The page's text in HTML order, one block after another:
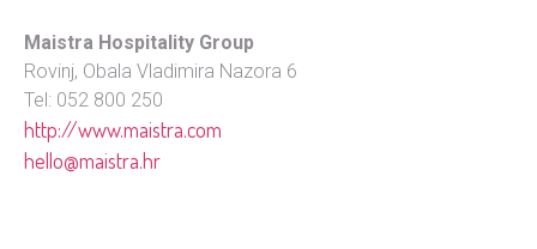
Maistra Hospitality Group
Rovinj, Obala Vladimira Nazora 6
Tel: 052 800 250
http://www.maistra.com
hello@maistra.hr